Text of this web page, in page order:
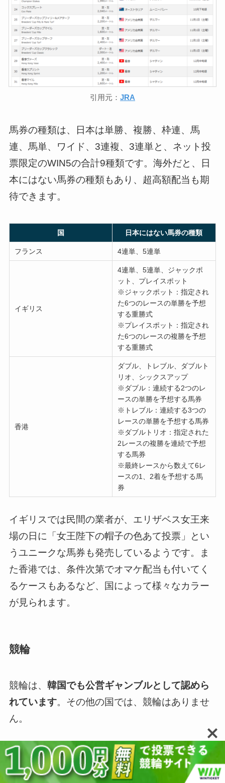
引用元： JRA
馬券の種類は、日本は単勝、複勝、枠連、馬
連、馬単、ワイド、3連複、3連単と、ネット投
票限定のWIN5の合計9種類です。海外だと、日
本にはない馬券の種類もあり、超高額配当も期
待できます。
国 日本にはない馬券の種類
フランス 4連単、5連単
イギリス
4連単、5連単、ジャックポ
ット、プレイスポット
※ジャックポット：指定され
た6つのレースの単勝を予想
する重勝式
※プレイスポット：指定され
た6つのレースの複勝を予想
する重勝式
香港
ダブル、トレブル、ダブルト
リオ、シックスアップ
※ダブル：連続する2つのレ
ースの単勝を予想する馬券
※トレブル：連続する3つの
レースの単勝を予想する馬券
※ダブルトリオ：指定された
2レースの複勝を連続で予想
する馬券
※最終レースから数えて6レ
ースの1、2着を予想する馬
券
イギリスでは民間の業者が、エリザベス女王来
場の日に「女王陛下の帽子の色あて投票」とい
うユニークな馬券も発売しているようです。ま
た香港では、条件次第でオマケ配当も付いてく
るケースもあるなど、国によって様々なカラー
が見られます。
競輪
競輪は、 韓国でも公営ギャンブルとして認めら
れています。その他の国では、競輪はありませ
ん。